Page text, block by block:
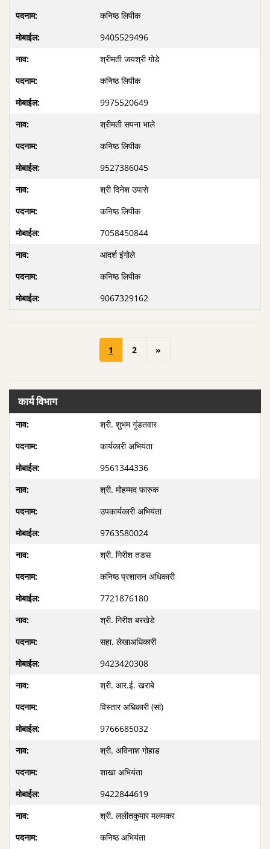
कनिष्ठ लिपीक
9405529496
श्रीमती जयश्री गोडे
कनिष्ठ लिपीक
9975520649
श्रीमती सपना भाले
कनिष्ठ लिपीक
9527386045
श्री दिनेश उपासे
कनिष्ठ लिपीक
7058450844
आदर्श इंगोले
कनिष्ठ लिपीक
9067329162
1 2 »
कार्य विभाग
श्री. शुभम गुंडतवार
कार्यकारी अभियंता
9561344336
श्री. मोहम्मद फारुक
उपकार्यकारी अभियंता
9763580024
श्री. गिरीश तडस
कनिष्ठ प्रशासन अधिकारी
7721876180
श्री. गिरीश बरखेडे
सहा. लेखाअधिकारी
9423420308
श्री. आर.ई. खराबे
विस्तार अधिकारी (सां)
9766685032
श्री. अविनाश गोहाड
शाखा अभियंता
9422844619
श्री. ललीतकुमार मलमकर
कनिष्ठ अभियंता